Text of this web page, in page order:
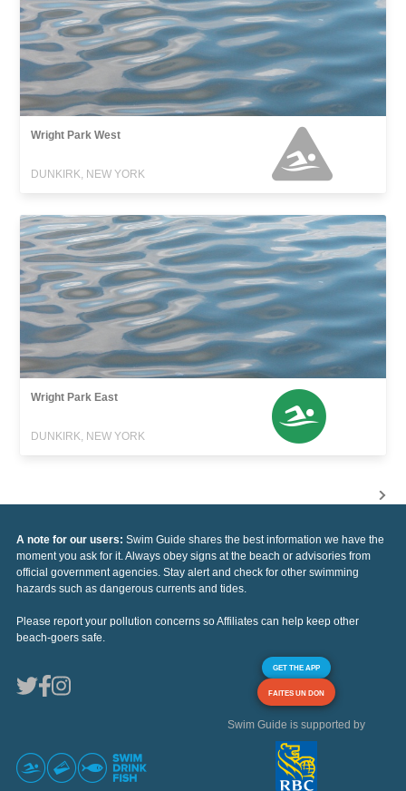
Wright Park West
DUNKIRK, NEW YORK
Wright Park East
DUNKIRK, NEW YORK
A note for our users: Swim Guide shares the best information we have the
moment you ask for it. Always obey signs at the beach or advisories from
official government agencies. Stay alert and check for other swimming
hazards such as dangerous currents and tides.
Please report your pollution concerns so Affiliates can help keep other
beach-goers safe.
GET THE APP
FAITES UN DON
Swim Guide is supported by